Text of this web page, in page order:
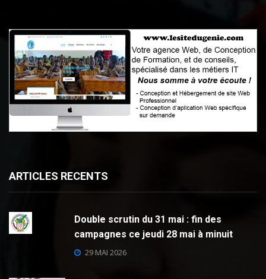
ARTICLES RECENTS
Double scrutin du 31 mai : fin des
campagnes ce jeudi 28 mai à minuit
29 MAI 2026